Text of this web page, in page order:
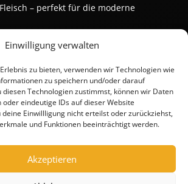
Einwilligung verwalten
zu bieten, verwenden wir Technologien wie
zu speichern und/oder darauf
diesen Technologien zustimmst, können wir Daten
eindeutige IDs auf dieser Website
Einwillligung nicht erteilst oder zurückziehst,
und Funktionen beeinträchtigt werden.
Akzeptieren
– perfekt für die moderne